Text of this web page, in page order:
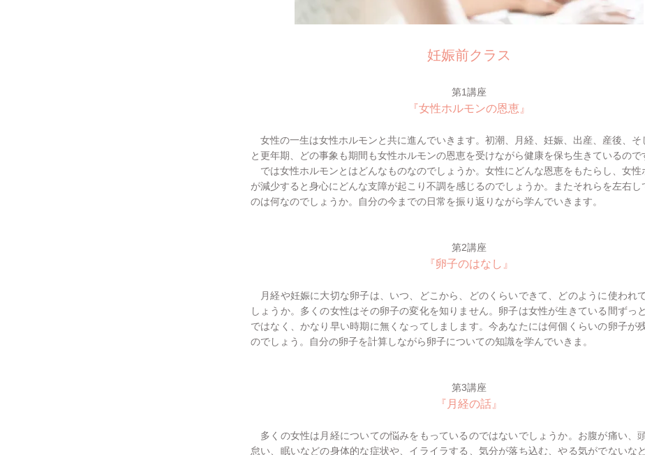
第1講座
『女性ホルモンの恩恵 』
女性の一生は女性ホルモンと共に進んでいきます。初潮、月経、妊娠、出産、産後、そ
と更年期、どの事象も期間も女性ホルモンの恩恵を受けながら健康を保ち生きているので
では女性ホルモンとはどんなものなのでしょうか。女性にどんな恩恵をもたらし、女性
が減少すると身心にどんな支障が起こり不調を感じるのでしょうか。またそれらを左右し
のは何なのでしょうか。自分の今までの日常を振り返りながら学んでいきます。
第2講座
『卵子のはなし』
月経や妊娠に大切な卵子は、いつ、どこから、どのくらいできて、どのように使われ
しょうか。多くの女性はその卵子の変化を知りません。卵子は女性が生きている間ずっ
ではなく、かなり早い時期に無くなってしまします。今あなたには何個くらいの卵子が
のでしょう。自分の卵子を計算しながら卵子についての知識を学んでいきま 。
第3講座
『月経の話』
多くの女性は月経についての悩みをもっているのではないでしょうか。お腹が痛い、頭
怠い、眠いなどの身体的な症状や、イライラする、気分が落ち込む、やる気がでないな
妊娠前クラス